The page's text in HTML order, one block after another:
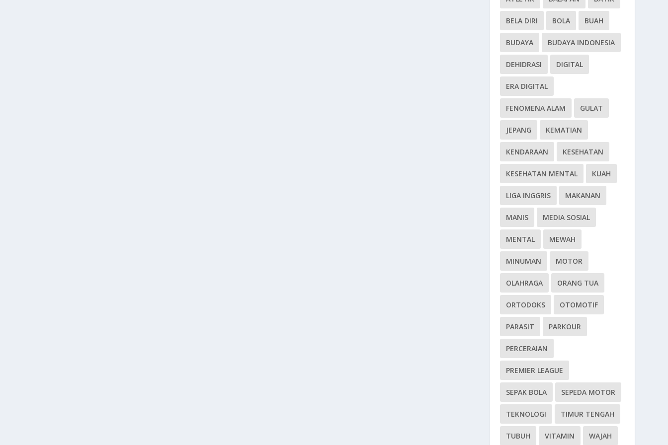
BELA DIRI BOLA BUAH
BUDAYA BUDAYA INDONESIA
DEHIDRASI DIGITAL
ERA DIGITAL
FENOMENA ALAM GULAT
JEPANG KEMATIAN
KENDARAAN KESEHATAN
KESEHATAN MENTAL KUAH
LIGA INGGRIS MAKANAN
MANIS MEDIA SOSIAL
MENTAL MEWAH
MINUMAN MOTOR
OLAHRAGA ORANG TUA
ORTODOKS OTOMOTIF
PARASIT PARKOUR
PERCERAIAN
PREMIER LEAGUE
SEPAK BOLA SEPEDA MOTOR
TEKNOLOGI TIMUR TENGAH
TUBUH VITAMIN WAJAH